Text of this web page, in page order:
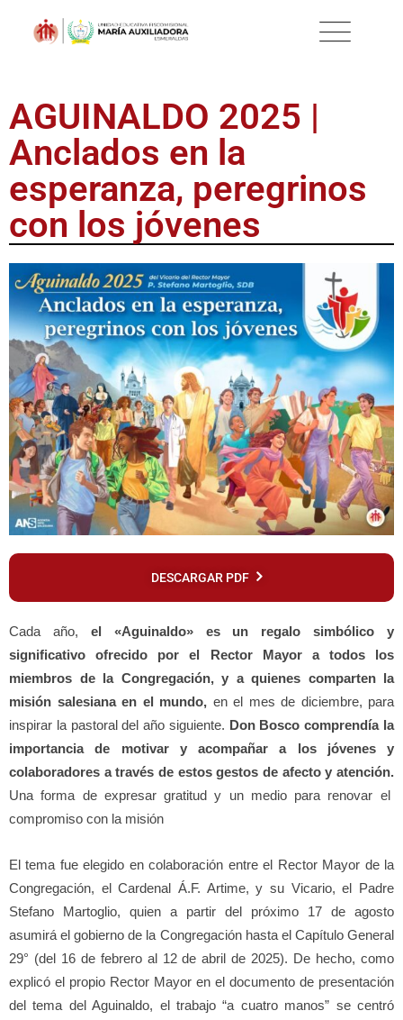
AGUINALDO 2025 |
Anclados en la
esperanza, peregrinos
con los jóvenes
DESCARGAR PDF
Cada año, el «Aguinaldo» es un regalo simbólico y
significativo ofrecido por el Rector Mayor a todos los
miembros de la Congregación, y a quienes comparten la
misión salesiana en el mundo, en el mes de diciembre, para
inspirar la pastoral del año siguiente. Don Bosco comprendía la
importancia de motivar y acompañar a los jóvenes y
colaboradores a través de estos gestos de afecto y atención.
Una forma de expresar gratitud y un medio para renovar el
compromiso con la misión
El tema fue elegido en colaboración entre el Rector Mayor de la
Congregación, el Cardenal Á.F. Artime, y su Vicario, el Padre
Stefano Martoglio, quien a partir del próximo 17 de agosto
asumirá el gobierno de la Congregación hasta el Capítulo General
29° (del 16 de febrero al 12 de abril de 2025). De hecho, como
explicó el propio Rector Mayor en el documento de presentación
del tema del Aguinaldo, el trabajo “a cuatro manos” se centró